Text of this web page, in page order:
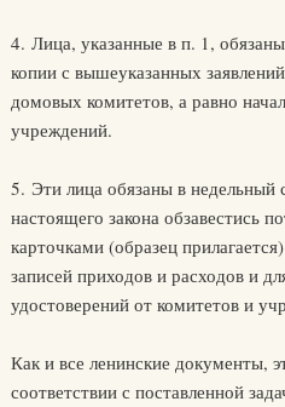
4. Лица, указанные в п. 1,
копии с вышеуказанных
домовых комитетов, а равно
учреждений.
5. Эти лица обязаны в недельный
настоящего закона обзавестись
карточками (образец
записей приходов и расходов и
удостоверений от комитетов и
Как и все ленинские документы,
соответствии с поставленной